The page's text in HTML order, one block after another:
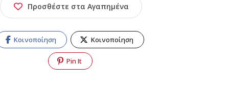
Προσθέστε στα Αγαπημένα
Κοινοποίηση Κοινοποίηση
Pin It